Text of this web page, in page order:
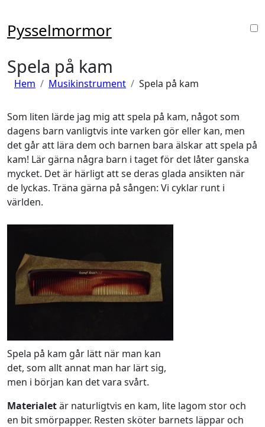
innehåll
Pysselmormor
Spela på kam
Hem Musikinstrument Spela på kam
Som liten lärde jag mig att spela på kam, något som
dagens barn vanligtvis inte varken gör eller kan, men
det går att lära dem och barnen bara älskar att spela på
kam! Lär gärna några barn i taget för det låter ganska
mycket. Det är härligt att se deras glada ansikten när
de lyckas. Träna gärna på sången: Vi cyklar runt i
världen.
Spela på kam går lätt när man kan
det, som allt annat man har lärt sig,
men i början kan det vara svårt.
Materialetär naturligtvis en kam, lite lagom stor och
en bit smörpapper. Resten sköter barnets läppar och